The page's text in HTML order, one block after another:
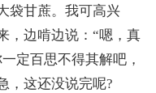
袋甘蔗。我可高兴
，边啃边说：“嗯，真
定百思不得其解吧，
，这还没说完呢?